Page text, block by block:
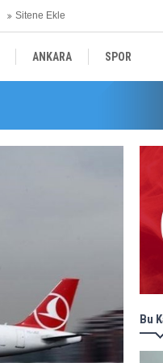
Sitene Ekle
ANKARA SPOR
Bu